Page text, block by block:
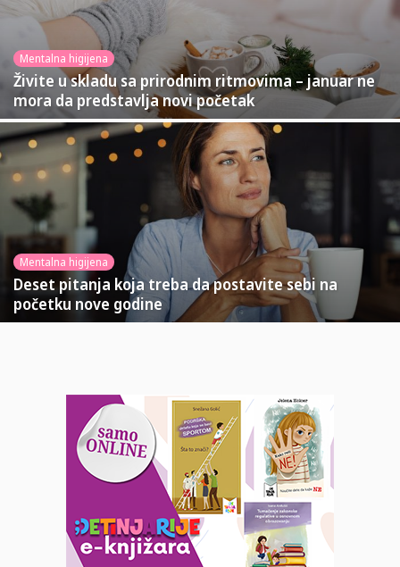
Mentalna higijena
Živite u skladu sa prirodnim ritmovima – januar ne
mora da predstavlja novi početak
Mentalna higijena
Deset pitanja koja treba da postavite sebi na
početku nove godine